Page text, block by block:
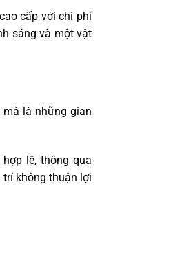
cấp với chi phí
sáng và một vật
là những gian
lệ, thông qua
trí không thuận lợi